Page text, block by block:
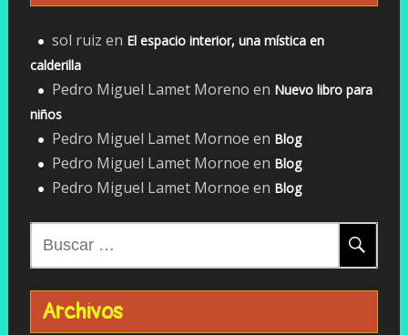
sol ruiz en El espacio interior, una mística en
calderilla
Pedro Miguel Lamet Moreno en Nuevo libro para
niños
Pedro Miguel Lamet Mornoe en Blog
Pedro Miguel Lamet Mornoe en Blog
Pedro Miguel Lamet Mornoe en Blog
Archivos